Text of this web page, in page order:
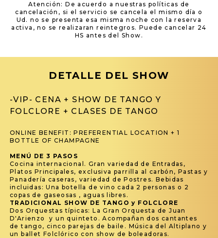
Atención: De acuerdo a nuestras políticas de
cancelación, si el servicio se cancela el mismo día o
Ud. no se presenta esa misma noche con la reserva
activa, no se realizaran reintegros. Puede cancelar 24
HS antes del Show.
DETALLE DEL SHOW
-VIP- CENA + SHOW DE TANGO Y
FOLCLORE + CLASES DE TANGO
ONLINE BENEFIT: PREFERENTIAL LOCATION + 1
BOTTLE OF CHAMPAGNE
MENÚ DE 3 PASOS
Cocina internacional. Gran variedad de Entradas,
Platos Principales, exclusiva parrilla al carbón, Pastas y
Panadería caseras, variedad de Postres. Bebidas
incluidas: Una botella de vino cada 2 personas o 2
copas de gaseosas , aguas libres.
TRADICIONAL SHOW DE TANGO y FOLCLORE
Dos Orquestas típicas: La Gran Orquesta de Juan
D'Arienzo y un quinteto. Acompañan dos cantantes
de tango, cinco parejas de baile. Música del Altiplano y
un ballet Folclórico con show de boleadoras.